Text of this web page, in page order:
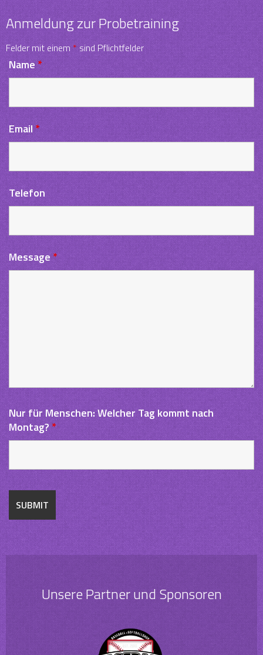
Anmeldung zur Probetraining
Felder mit einem*sind Pflichtfelder
Name*
Email*
Telefon
Message*
Nur für Menschen: Welcher Tag kommt nach
Montag? *
Unsere Partner und Sponsoren